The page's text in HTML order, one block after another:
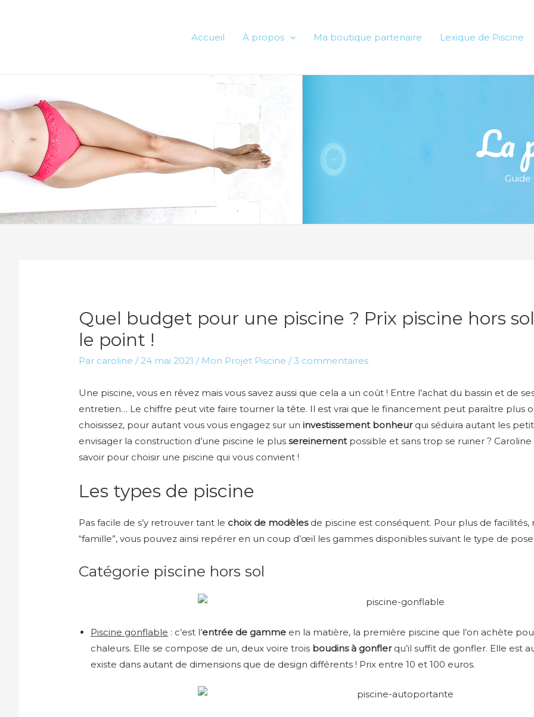
Accueil À propos Ma boutique partenaire Lexique de Piscine
La
Quel budget pour une piscine ? Prix piscine hors
le point !
Par caroline /24 mai 2021 / Mon Projet Piscine /3 commentaires
Une piscine, vous en rêvez mais vous savez aussi que cela a un coût ! Entre l’achat du bassin et de
entretien… Le chiffre peut vite faire tourner la tête. Il est vrai que le financement peut paraître plus
choisissez, pour autant vous vous engagez sur uninvestissement bonheurqui séduira autant les
envisager la construction d’une piscine le plussereinementpossible et sans trop se ruiner ?
savoir pour choisir une piscine qui vous convient !
Les types de piscine
Pas facile de s’y retrouver tant le choix de modèlesde piscine est conséquent. Pour plus de facilités,
“famille”, vous pouvez ainsi repérer en un coup d’œil les gammes disponibles suivant le type de
Catégorie piscine hors sol
Piscine gonflable : c’est l’entrée de gamme en la matière, la première piscine que l’on achète
chaleurs. Elle se compose de un, deux voire trois boudins à gonflerqu’il suffit de gonfler. Elle est
existe dans autant de dimensions que de design différents ! Prix entre 10 et 100 euros.